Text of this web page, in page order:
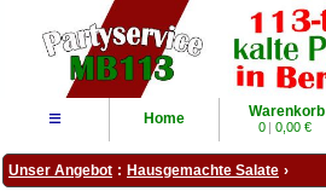
≡ Home Warenkorb
0 | 0,00 €
Unser Angebot : Hausgemachte Salate ›